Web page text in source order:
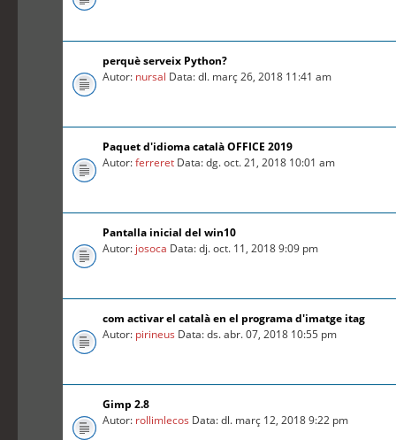
perquè serveix Python?
Autor: nursal Data: dl. març 26, 2018 11:41 am
Paquet d'idioma català OFFICE 2019
Autor:ferreret Data: dg. oct. 21, 2018 10:01 am
Pantalla inicial del win10
Autor: josoca Data: dj. oct. 11, 2018 9:09 pm
com activar el català en el programa d'imatge itag
Autor: pirineus Data: ds. abr. 07, 2018 10:55 pm
Gimp 2.8
Autor: rollimlecos Data: dl. març 12, 2018 9:22 pm